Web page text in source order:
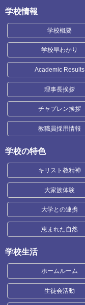
学校情報
学校概要
学校早わかり
Academic Results
理事長挨拶
チャプレン挨拶
教職員採用情報
学校の特色
キリスト教精神
大家族体験
大学との連携
恵まれた自然
学校生活
ホームルーム
生徒会活動